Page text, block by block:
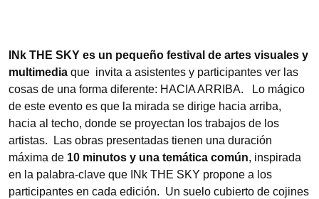
INk THE SKY es un pequeño festival de artes visuales y
multimedia que invita a asistentes y participantes ver las
cosas de una forma diferente: HACIA ARRIBA. Lo mágico
de este evento es que la mirada se dirige hacia arriba,
hacia al techo, donde se proyectan los trabajos de los
artistas. Las obras presentadas tienen una duración
máxima de 10 minutos y una temática común, inspirada
en la palabra-clave que INk THE SKY propone a los
participantes en cada edición. Un suelo cubierto de cojines